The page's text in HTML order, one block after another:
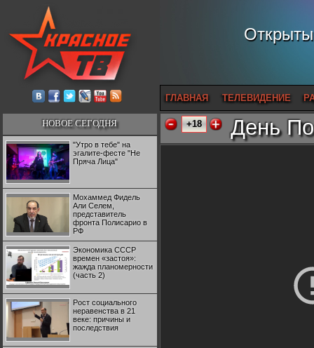
ГЛАВНАЯ ТЕЛЕВИДЕНИЕ
НОВОЕ СЕГОДНЯ
"Утро в тебе" на
эгалите-фесте "Не
Пряча Лица"
Мохаммед Фидель
Али Селем,
представитель
фронта Полисарио в
РФ
Экономика СССР
времен «застоя»:
жажда планомерности
(часть 2)
Рост социального
неравенства в 21
веке: причины и
последствия
+18 День